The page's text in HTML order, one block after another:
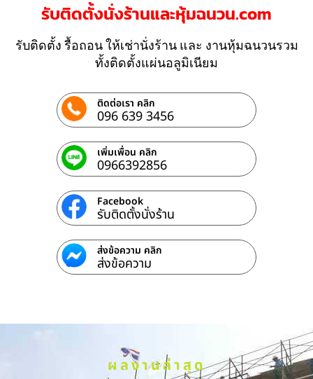
รับติดตั้งนั่งร้านและหุ้มฉนวน.com
รับติดตั้ง รื้อถอน ให้เช่านั่งร้าน และ งานหุ้มฉนวนรวม
ทั้งติดตั้งแผ่นอลูมิเนียม
ติดต่อเรา คลิก
096 639 3456
เพิ่มเพื่อน คลิก
0966392856
Facebook
รับติดตั้งนั่งร้าน
ส่งข้อความ คลิก
ส่งข้อความ
ผลงานล่าสุด